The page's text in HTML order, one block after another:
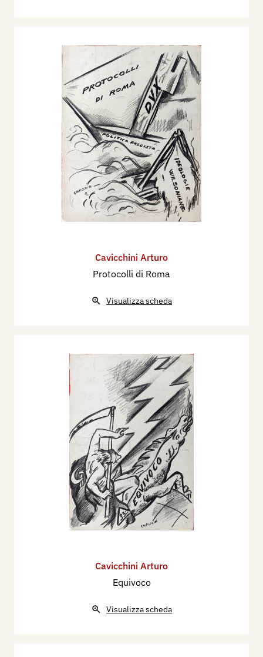
Cavicchini Arturo
Protocolli di Roma
Visualizza scheda
Cavicchini Arturo
Equivoco
Visualizza scheda